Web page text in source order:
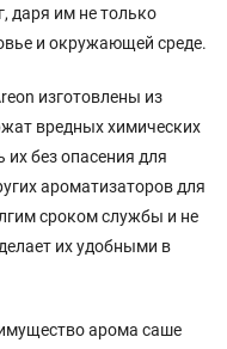
даря им не только
и окружающей среде.
изготовлены из
вредных химических
их без опасения для
ароматизаторов для
сроком службы и не
их удобными в
арома саше